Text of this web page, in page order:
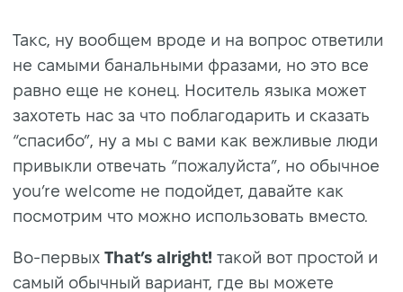
Такс, ну вообщем вроде и на вопрос ответили
не самыми банальными фразами, но это все
равно еще не конец. Носитель языка может
захотеть нас за что поблагодарить и сказать
“спасибо”, ну а мы с вами как вежливые люди
привыкли отвечать “пожалуйста”, но обычное
you’re welcome не подойдет, давайте как
посмотрим что можно использовать вместо.
Во-первых That’s alright! такой вот простой и
самый обычный вариант, где вы можете